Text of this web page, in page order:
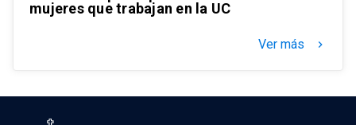
mujeres que trabajan en la UC
Ver más keyboard_arrow_right